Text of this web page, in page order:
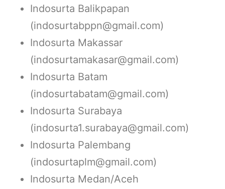
Indosurta Balikpapan
(indosurtabppn@gmail.com)
Indosurta Makassar
(indosurtamakasar@gmail.com)
Indosurta Batam
(indosurtabatam@gmail.com)
Indosurta Surabaya
(indosurta1.surabaya@gmail.com)
Indosurta Palembang
(indosurtaplm@gmail.com)
Indosurta Medan/Aceh